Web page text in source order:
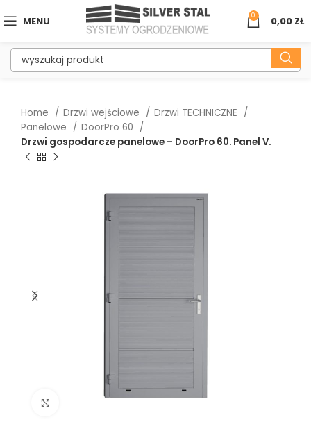
MENU 0 0,00 ZŁ
Home Drzwi wejściowe
Drzwi TECHNICZNE
Panelowe
DoorPro 60
Drzwi gospodarcze panelowe – DoorPro 60. Panel V.
Kliknij aby powiększyć